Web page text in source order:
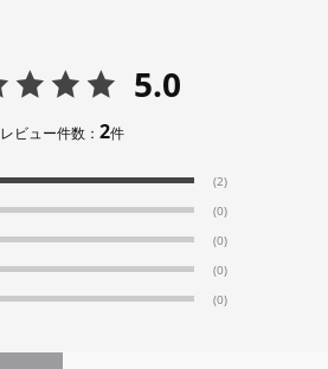
5.0
レビュー件数：2件
(2)
(0)
(0)
(0)
(0)